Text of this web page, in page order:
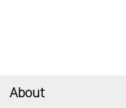
About